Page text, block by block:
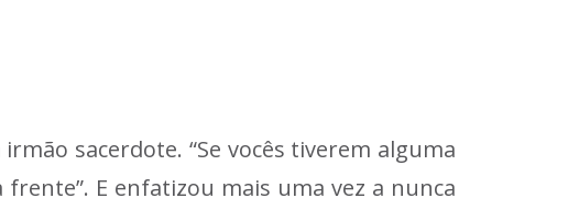
sacerdote. “Se vocês tiverem alguma
E enfatizou mais uma vez a nunca